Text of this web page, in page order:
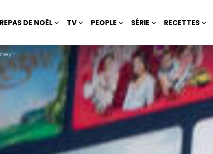
REPAS DE NOËL TV PEOPLE SÉRIE RECETTES
de dollars